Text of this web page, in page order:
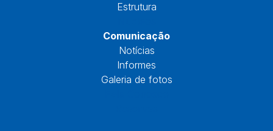
Estrutura
Comunicação
Notícias
Informes
Galeria de fotos